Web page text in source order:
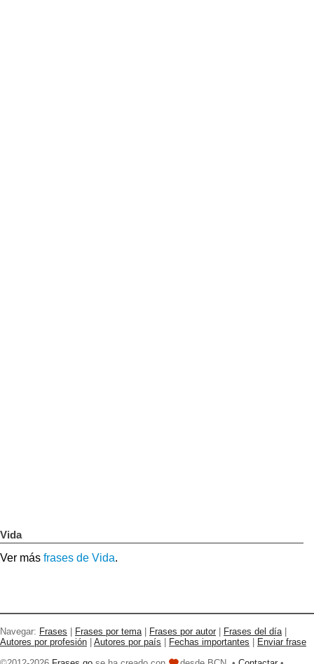
Vida
Ver más frases de Vida.
Navegar: Frases Frases por tema| Frases por autor Frases del día|
Autores por profesión
Autores por país Fechas importantes
Enviar frase